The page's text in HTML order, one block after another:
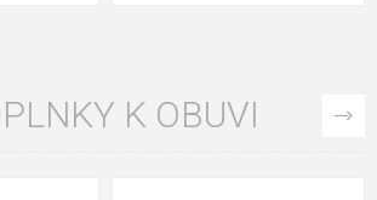
K OBUVI